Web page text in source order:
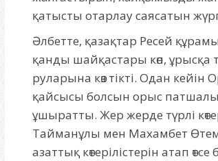
қатысты отарлау саясатын
Әлбетте, қазақтар Ресей
қанды шайқастары көп, ұрысқа
руларына көз тікті. Одан кейін
қайсысы болсын орыс
ұшыратты. Жер жерде түрлі
Тайманұлы мен Махамбет
азаттық көтерілістерін атап